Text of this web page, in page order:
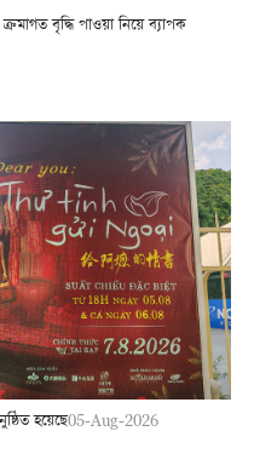
বৃদ্ধি পাওয়া নিয়ে ব্যাপক
হয়েছে05-Aug-2026